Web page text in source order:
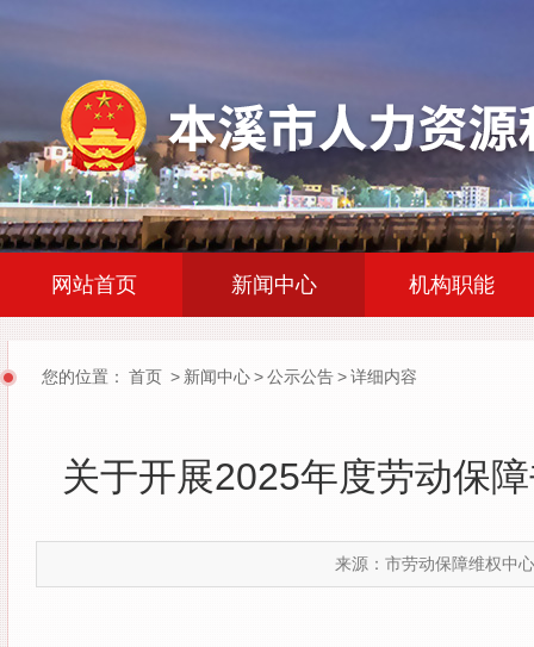
网站首页 新闻中心 机构职能
您的位置： 首页 > 新闻中心>公示公告>详细内容
关于开展2025年度劳动保
来源：市劳动保障维权中